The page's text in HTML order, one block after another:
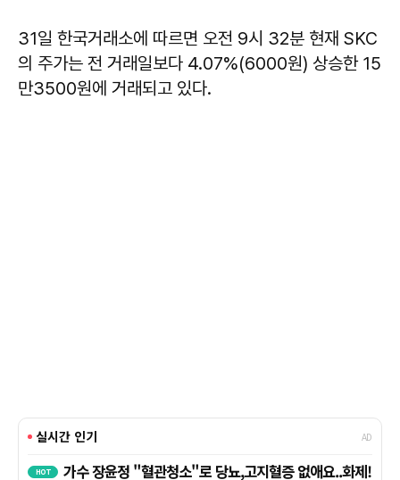
31일 한국거래소에 따르면 오전 9시 32분 현재 SKC
의 주가는 전 거래일보다 4.07%(6000원) 상승한 15
만3500원에 거래되고 있다.